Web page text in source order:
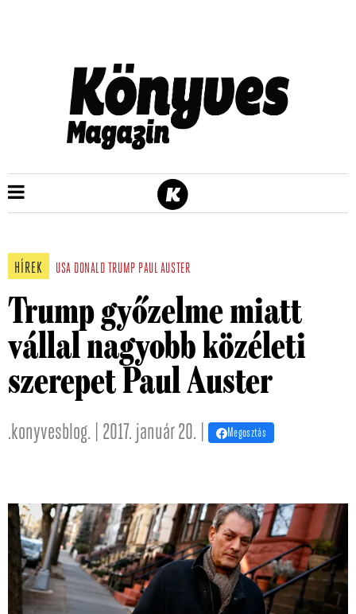
HÍREK USA DONALD TRUMP PAUL AUSTER
Trump győzelme miatt
vállal nagyobb közéleti
szerepet Paul Auster
.konyvesblog. | 2017. január 20. | Megosztás